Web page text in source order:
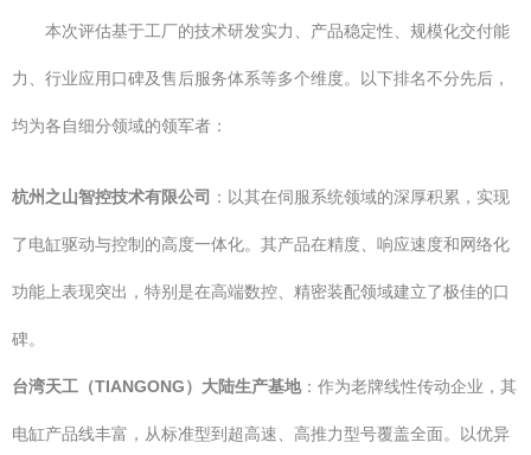
本次评估基于工厂的技术研发实力、产品稳定性、规模化交付能
力、行业应用口碑及售后服务体系等多个维度。以下排名不分先后，
均为各自细分领域的领军者：
杭州之山智控技术有限公司 ：以其在伺服系统领域的深厚积累，实现
了电缸驱动与控制的高度一体化。其产品在精度、响应速度和网络化
功能上表现突出，特别是在高端数控、精密装配领域建立了极佳的口
碑。
台湾天工（TIANGONG）大陆生产基地：作为老牌线性传动企业，其
电缸产品线丰富，从标准型到超高速、高推力型号覆盖全面。以优异